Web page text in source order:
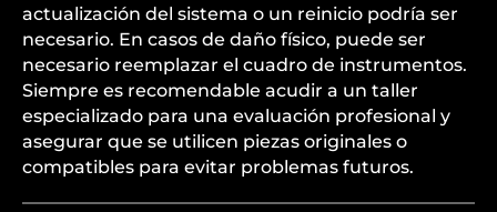
actualización del sistema o un reinicio podría ser
necesario. En casos de daño físico, puede ser
necesario reemplazar el cuadro de instrumentos.
Siempre es recomendable acudir a un taller
especializado para una evaluación profesional y
asegurar que se utilicen piezas originales o
compatibles para evitar problemas futuros.